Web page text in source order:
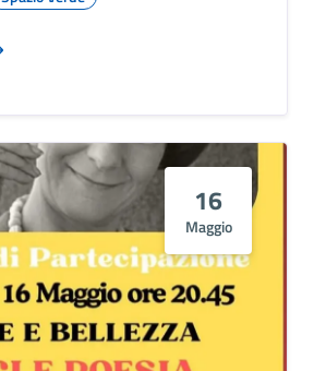
16
Maggio